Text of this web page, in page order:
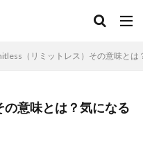
（リミットレス）その意味とは
意味とは？気になる